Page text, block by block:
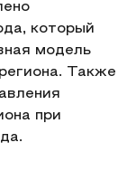
который
модель
Также
при